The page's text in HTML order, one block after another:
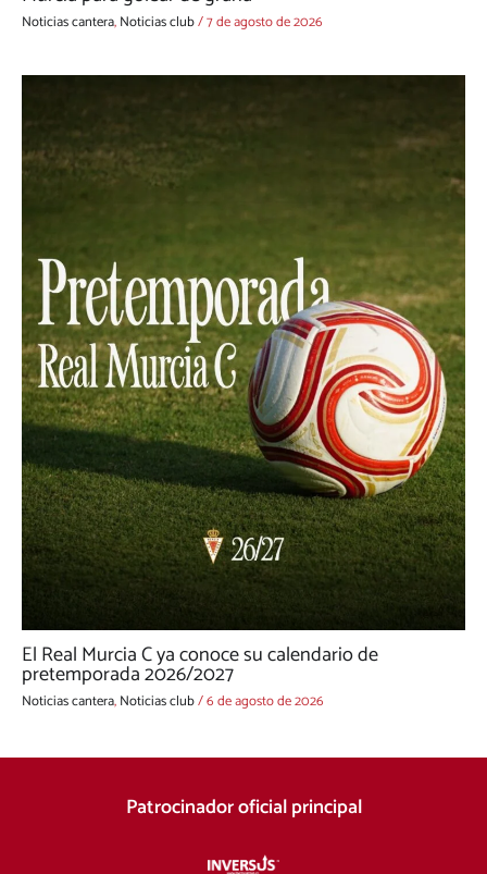
Noticias cantera,Noticias club/7 de agosto de 2026
El Real Murcia C ya conoce su calendario de
pretemporada 2026/2027
Noticias cantera,Noticias club/6 de agosto de 2026
Patrocinador oficial principal